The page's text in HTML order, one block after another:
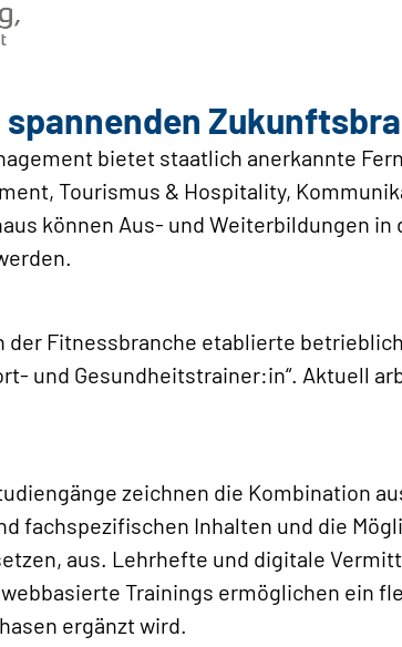
spannenden
bietet staatlich anerkannte
Tourismus & Hospitality,
können Aus- und Weiterbildungen in
Fitnessbranche etablierte
und Gesundheitstrainer:in“. Aktuell
zeichnen die Kombination
fachspezifischen Inhalten und die
aus. Lehrhefte und digitale
Trainings ermöglichen ein
ergänzt wird.